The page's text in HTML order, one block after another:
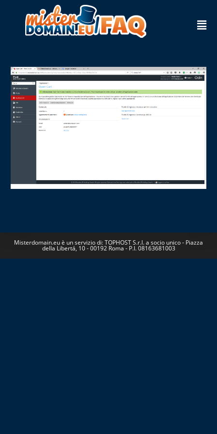
Misterdomain.eu è un servizio di: TOPHOST S.r.l. a socio unico - Piazza
della Libertá, 10 - 00192 Roma - P.I. 08163681003